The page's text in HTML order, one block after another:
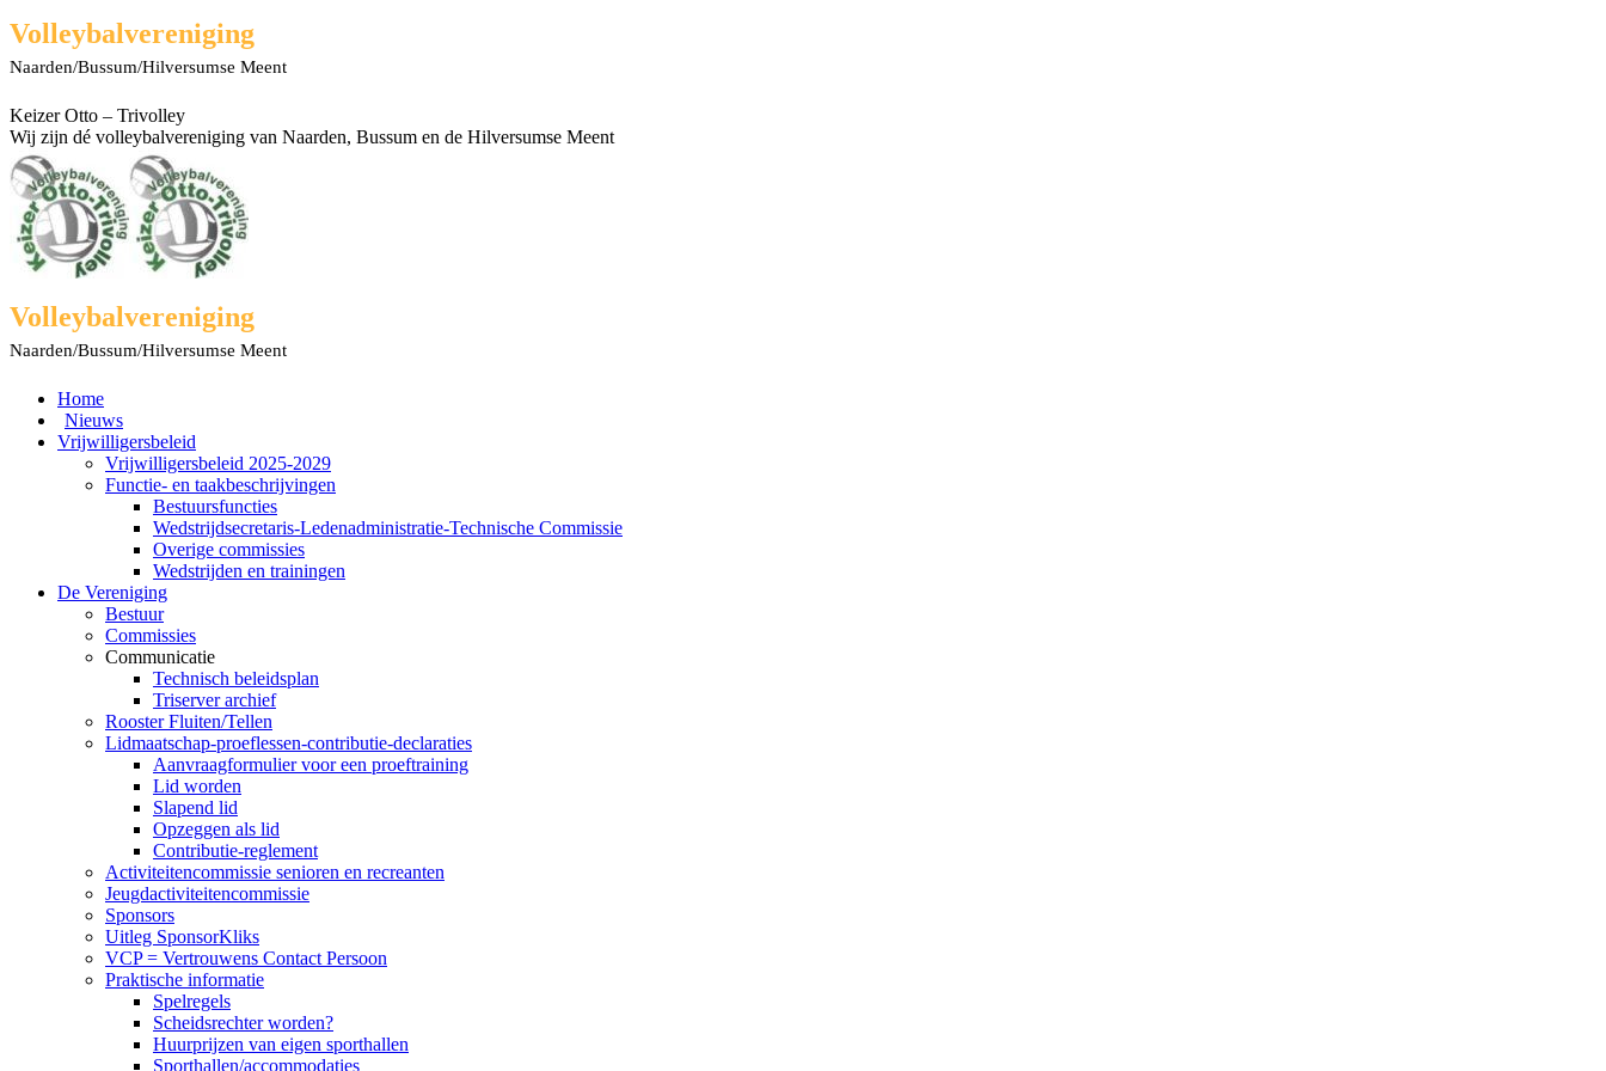
Spring
naar
content
Facebook
page
opens
new
window
X
page
opens
new
window
Rss
page
opens
new
window
YouTube
page
opens
new
window
Volleybalvereniging
Naarden/Bussum/Hilversumse Meent
Keizer Otto – Trivolley
Wij zijn dé volleybalvereniging van Naarden, Bussum en de Hilversumse Meent
Volleybalvereniging
Naarden/Bussum/Hilversumse Meent
Home
Nieuws
Vrijwilligersbeleid
Vrijwilligersbeleid 2025-2029
Functie- en taakbeschrijvingen
Bestuursfuncties
Wedstrijdsecretaris-Ledenadministratie-Technische Commissie
Overige commissies
Wedstrijden en trainingen
De Vereniging
Bestuur
Commissies
Communicatie
Technisch beleidsplan
Triserver archief
Rooster Fluiten/Tellen
Lidmaatschap-proeflessen-contributie-declaraties
Aanvraagformulier voor een proeftraining
Lid worden
Slapend lid
Opzeggen als lid
Contributie-reglement
Activiteitencommissie senioren en recreanten
Jeugdactiviteitencommissie
Sponsors
Uitleg SponsorKliks
VCP = Vertrouwens Contact Persoon
Praktische informatie
Spelregels
Scheidsrechter worden?
Huurprijzen van eigen sporthallen
Sporthallen/accommodaties